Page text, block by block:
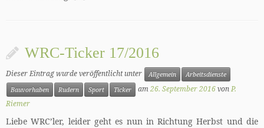
WRC-Ticker 17/2016
Dieser Eintrag wurde veröffentlicht unter Allgemein
Arbeitsdienste
Bauvorhaben
Rudern Sport Ticker am26. September 2016vonP.
Riemer
Liebe WRC’ler, leider geht es nun in Richtung Herbst und die